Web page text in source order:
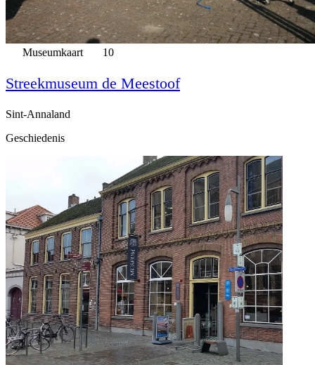
Museumkaart 10
Streekmuseum de Meestoof
Sint-Annaland
Geschiedenis